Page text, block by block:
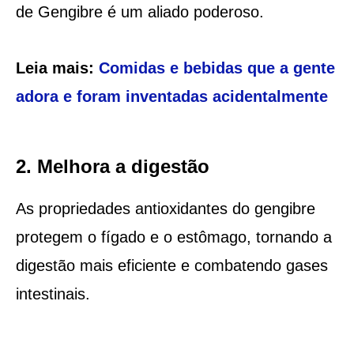
de Gengibre é um aliado poderoso.
Leia mais: Comidas e bebidas que a gente
adora e foram inventadas acidentalmente
2. Melhora a digestão
As propriedades antioxidantes do gengibre
protegem o fígado e o estômago, tornando a
digestão mais eficiente e combatendo gases
intestinais.